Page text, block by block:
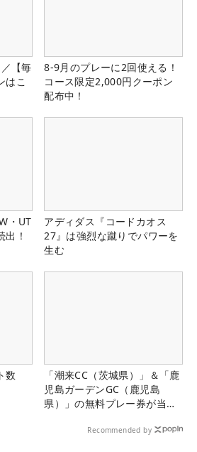
【毎
はこ
8-9月のプレーに2回使える！
コース限定2,000円クーポン
配布中！
・UT
！
アディダス『コードカオス
27』は強烈な蹴りでパワーを
生む
数
「潮来CC（茨城県）」＆「鹿
児島ガーデンGC（鹿児島
県）」の無料プレー券が当た
Recommended by